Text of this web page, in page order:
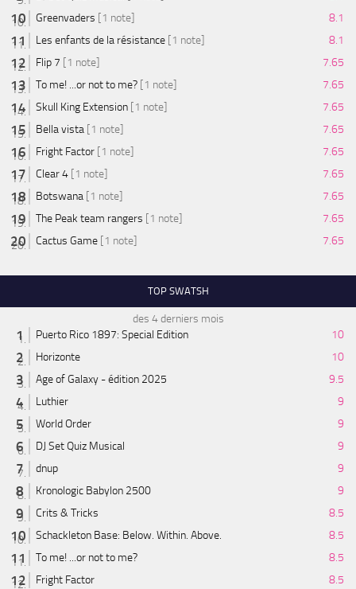
Greenvaders [1 note]
8.1
Les enfants de la résistance [1 note]
8.1
Flip 7 [1 note]
7.65
To me! ...or not to me? [1 note]
7.65
Skull King Extension [1 note]
7.65
Bella vista [1 note]
7.65
Fright Factor [1 note]
7.65
Clear 4 [1 note]
7.65
Botswana [1 note]
7.65
The Peak team rangers [1 note]
7.65
Cactus Game [1 note] 7.65
TOP SWATSH
des 4 derniers mois
Puerto Rico 1897: Special Edition
10
Horizonte
10
Age of Galaxy - édition 2025
9.5
Luthier
9
World Order
9
DJ Set Quiz Musical
9
dnup
9
Kronologic Babylon 2500
9
Crits & Tricks
8.5
Schackleton Base: Below. Within. Above.
8.5
To me! ...or not to me?
8.5
Fright Factor
8.5